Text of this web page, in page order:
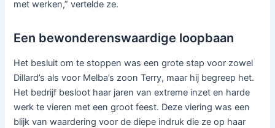
met werken,” vertelde ze.
Een bewonderenswaardige loopbaan
Het besluit om te stoppen was een grote stap voor zowel
Dillard’s als voor Melba’s zoon Terry, maar hij begreep het.
Het bedrijf besloot haar jaren van extreme inzet en harde
werk te vieren met een groot feest. Deze viering was een
blijk van waardering voor de diepe indruk die ze op haar